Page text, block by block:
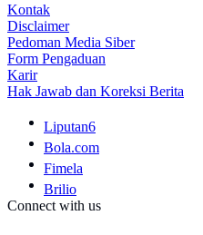
Kontak
Disclaimer
Pedoman Media Siber
Form Pengaduan
Karir
Hak Jawab dan Koreksi Berita
Liputan6
Bola.com
Fimela
Brilio
Connect with us